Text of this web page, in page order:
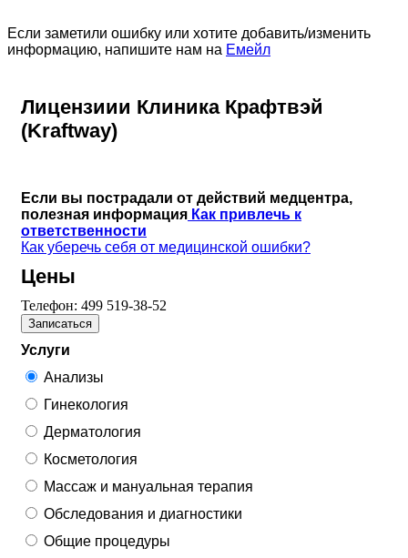
Если заметили ошибку или хотите добавить/изменить
информацию, напишите нам на Емейл
Лицензиии Клиника Крафтвэй
(Kraftway)
Если вы пострадали от действий медцентра,
полезная информация Как привлечь к
ответственности
Как уберечь себя от медицинской ошибки?
Цены
Телефон: 499 519-38-52
Записаться
Услуги
Анализы
Гинекология
Дерматология
Косметология
Массаж и мануальная терапия
Обследования и диагностики
Общие процедуры